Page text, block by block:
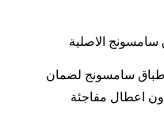
الاصلية
سامسونج لضمان
اعطال مفاجئة